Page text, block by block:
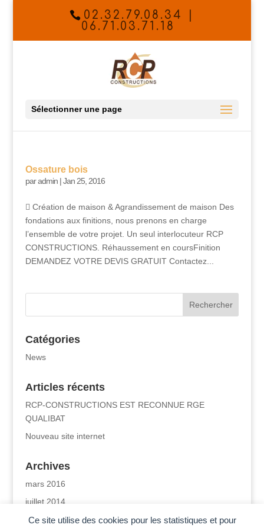
Ce site utilise des cookies pour les statistiques et pour
02.32.79.08.34 |
06.71.03.71.18
Sélectionner une page
Ossature bois
paradmin|Jan 25, 2016
 Création de maison & Agrandissement de maison Des
fondations aux finitions, nous prenons en charge
l’ensemble de votre projet. Un seul interlocuteur RCP
CONSTRUCTIONS. Réhaussement en coursFinition
DEMANDEZ VOTRE DEVIS GRATUIT Contactez...
Catégories
News
Articles récents
RCP-CONSTRUCTIONS EST RECONNUE RGE
QUALIBAT
Nouveau site internet
Archives
mars 2016
juillet 2014